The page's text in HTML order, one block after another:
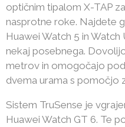
optičnim tipalom X-TAP
nasprotne roke. Najdete
Huawei Watch 5 in
nekaj posebnega.
metrov in omogočajo
dvema urama s pomočjo
Sistem TruSense je
Huawei Watch GT 6. Te